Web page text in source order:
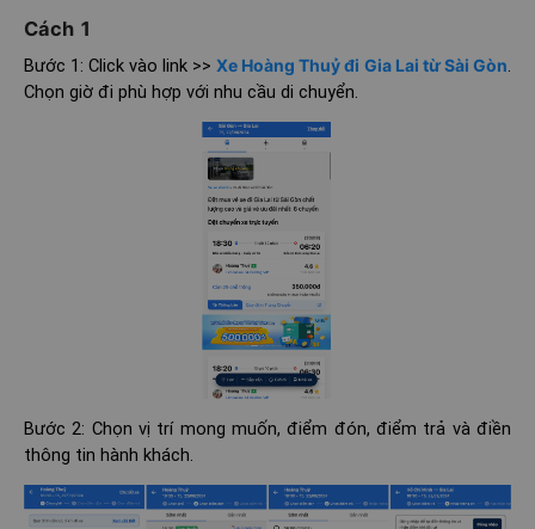
Cách 1
Bước 1: Click vào link >> Xe Hoàng Thuỷ đi Gia Lai từ Sài Gòn.
Chọn giờ đi phù hợp với nhu cầu di chuyển.
Bước 2: Chọn vị trí mong muốn, điểm đón, điểm trả và điền
thông tin hành khách.